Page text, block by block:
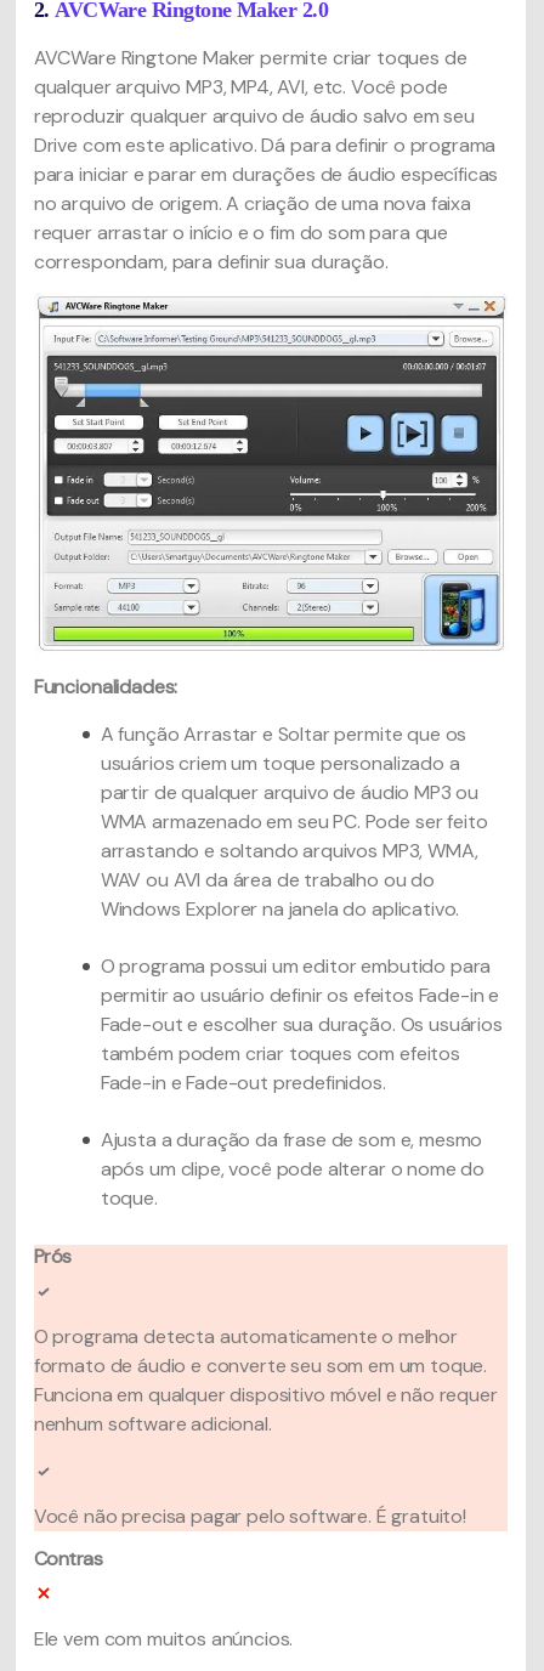
2. AVCWare Ringtone Maker 2.0
AVCWare Ringtone Maker permite criar toques de
qualquer arquivo MP3, MP4, AVI, etc. Você pode
reproduzir qualquer arquivo de áudio salvo em seu
Drive com este aplicativo. Dá para definir o programa
para iniciar e parar em durações de áudio específicas
no arquivo de origem. A criação de uma nova faixa
requer arrastar o início e o fim do som para que
correspondam, para definir sua duração.
Funcionalidades:
A função Arrastar e Soltar permite que os
usuários criem um toque personalizado a
partir de qualquer arquivo de áudio MP3 ou
WMA armazenado em seu PC. Pode ser feito
arrastando e soltando arquivos MP3, WMA,
WAV ou AVI da área de trabalho ou do
Windows Explorer na janela do aplicativo.
O programa possui um editor embutido para
permitir ao usuário definir os efeitos Fade-in e
Fade-out e escolher sua duração. Os usuários
também podem criar toques com efeitos
Fade-in e Fade-out predefinidos.
Ajusta a duração da frase de som e, mesmo
após um clipe, você pode alterar o nome do
toque.
Prós
O programa detecta automaticamente o melhor
formato de áudio e converte seu som em um toque.
Funciona em qualquer dispositivo móvel e não requer
nenhum software adicional.
Você não precisa pagar pelo software. É gratuito!
Contras
Ele vem com muitos anúncios.